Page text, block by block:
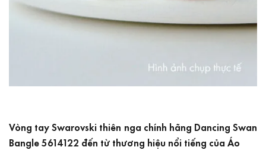
Vòng tay Swarovski thiên nga chính hãng Dancing Swan
Bangle 5614122 đến từ thương hiệu nổi tiếng của Áo